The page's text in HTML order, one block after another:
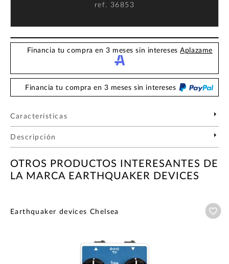
ref. 36853
Financia tu compra en 3 meses sin interesesAplazame
Financia tu compra en 3 meses sin intereses
Características
Descripción
OTROS PRODUCTOS INTERESANTES DE
LA MARCA EARTHQUAKER DEVICES
Earthquaker devices Chelsea